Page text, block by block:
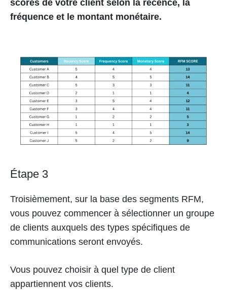
scores de votre client selon la récence, la
fréquence et le montant monétaire.
Étape 3
Troisièmement, sur la base des segments RFM,
vous pouvez commencer à sélectionner un groupe
de clients auxquels des types spécifiques de
communications seront envoyés.
Vous pouvez choisir à quel type de client
appartiennent vos clients.